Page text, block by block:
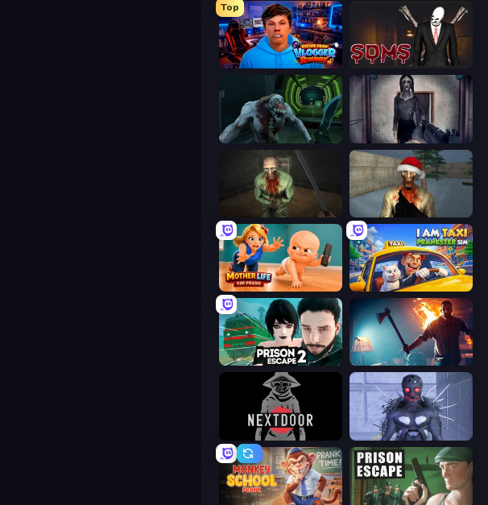
Top
Escape from Vlogger: Runaway Slenderman Must Die: Sanatorium 2021
Shoot Your Nightmare: Space Isolation Slendrina Must Die: The Cellar
Shoot Your Nightmare: The Beginning
Mother Life Simulator: Prank I Am Taxi Prankster Sim
Prison Escape 2 You Are Being Watched
NextDoor